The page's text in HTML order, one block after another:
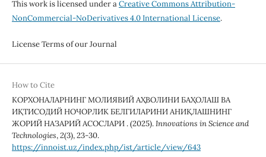
This work is licensed under aCreative Commons Attribution-
NonCommercial-NoDerivatives 4.0 International License.
License Terms of our Journal
How to Cite
КОРХОНАЛАРНИНГ МОЛИЯВИЙ АҲВОЛИНИ БАҲОЛАШ ВА
ИҚТИСОДИЙ НОЧОРЛИК БЕЛГИЛАРИНИ АНИҚЛАШНИНГ
ЖОРИЙ НАЗАРИЙ АСОСЛАРИ . (2025).Innovations in Science and
Technologies,2(3), 23-30.
https://innoist.uz/index.php/ist/article/view/643